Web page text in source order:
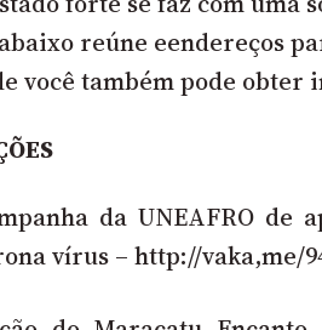
reúne eendereços
você também pode obter
da UNEAFRO de
vírus –http://vaka,me/